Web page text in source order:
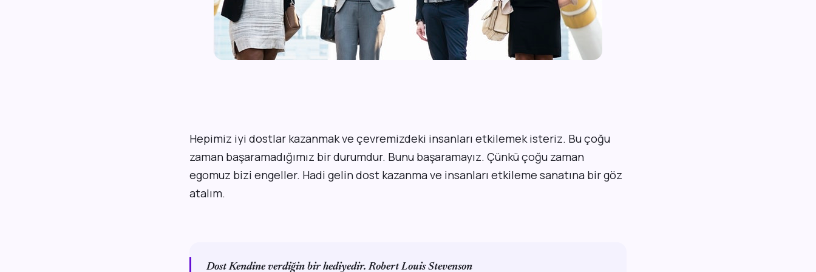
Hepimiz iyi dostlar kazanmak ve çevremizdeki insanları etkilemek isteriz. Bu çoğu
zaman başaramadığımız bir durumdur. Bunu başaramayız. Çünkü çoğu zaman
egomuz bizi engeller. Hadi gelin dost kazanma ve insanları etkileme sanatına bir göz
atalım.
Dost Kendine verdiğin bir hediyedir. Robert Louis Stevenson